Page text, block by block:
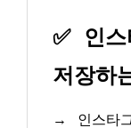
✅
인
저장하
→
인스타